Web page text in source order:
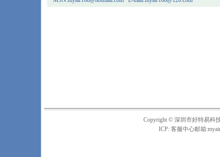
Copyright © 深圳市好特易科
ICP: 客服中心邮箱: